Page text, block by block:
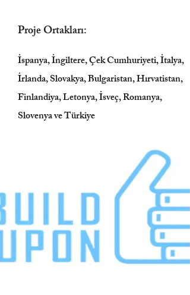
Proje Ortakları:
İspanya, İngiltere, Çek Cumhuriyeti, İtalya,
İrlanda, Slovakya, Bulgaristan, Hırvatistan,
Finlandiya, Letonya, İsveç, Romanya,
Slovenya ve Türkiye